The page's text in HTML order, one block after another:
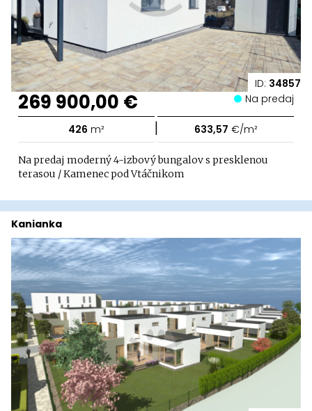
ID: 34857
269 900,00 € Na predaj
426 m² | 633,57 €/m²
Na predaj moderný 4-izbový bungalov s presklenou
terasou / Kamenec pod Vtáčnikom
Kanianka